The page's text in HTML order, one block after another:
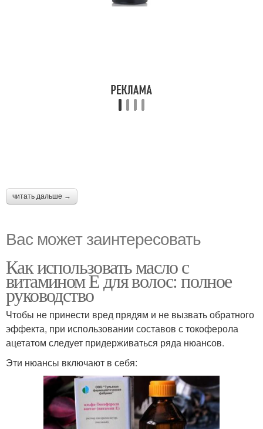
читать дальше →
Вас может заинтересовать
Как использовать масло с
витамином Е для волос: полное
руководство
Чтобы не принести вред прядям и не вызвать обратного
эффекта, при использовании составов с токоферола
ацетатом следует придерживаться ряда нюансов.
Эти нюансы включают в себя: